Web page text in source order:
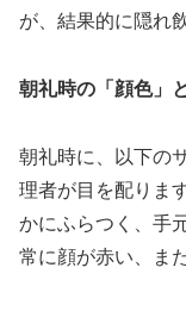
が、結果的に隠れ
朝礼時の「顔色」
朝礼時に、以下の
理者が目を配りま
かにふらつく、手
常に顔が赤い、ま